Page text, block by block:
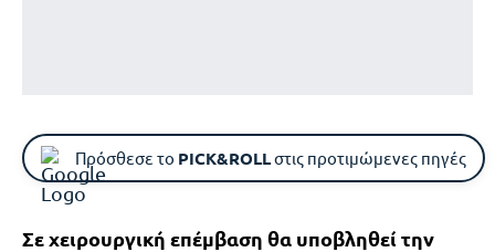
Πρόσθεσε το PICK&ROLLστις προτιμώμενες πηγές
Σε χειρουργική επέμβαση θα υποβληθεί την